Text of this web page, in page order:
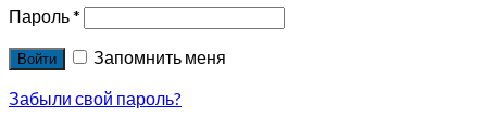
Пароль*
Войти
Запомнить меня
Забыли свой пароль?